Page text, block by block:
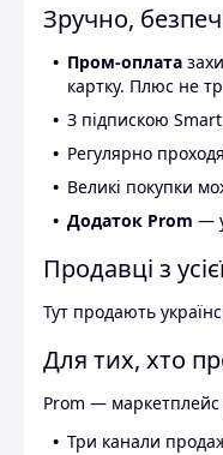
Зручно,
Пром-оплата
картку. Плюс не
З підпискою
Регулярно
Великі покупки
Додаток Prom —
Продавці з
Тут продають
Для тих, хто
Prom — маркетплейс
Три канали